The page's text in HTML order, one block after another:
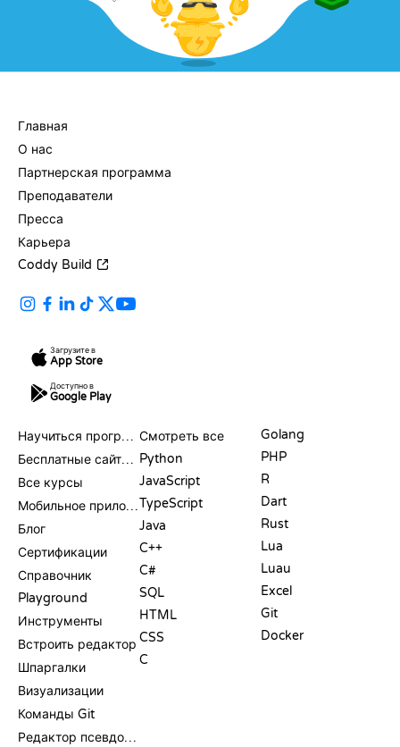
Главная
О нас
Партнерская программа
Преподаватели
Пресса
Карьера
Coddy Build
Загрузите в
App Store
Доступно в
Google Play
Научиться программировать
Бесплатные сайты для программирования
Все курсы
Мобильное приложение
Блог
Сертификации
Справочник
Playground
Инструменты
Встроить редактор
Шпаргалки
Визуализации
Команды Git
Редактор псевдокода
Смотреть все
Python
JavaScript
TypeScript
Java
C++
C#
SQL
HTML
CSS
C
Golang
PHP
R
Dart
Rust
Lua
Luau
Excel
Git
Docker